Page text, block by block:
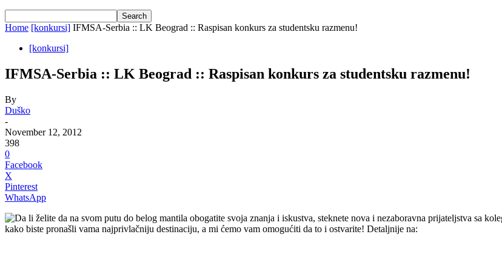
Home [konkursi] IFMSA-Serbia :: LK Beograd :: Raspisan konkurs za studentsku razmenu!
[konkursi]
IFMSA-Serbia :: LK Beograd :: Raspisan konkurs za studentsku razmenu!
By
Duško
-
November 12, 2012
398
0
Facebook
X
Pinterest
WhatsApp
Da li želite da na svom putu do belog mantila obogatite svoja znanja i iskustva, steknete nova i nezaboravna prijateljstva sa
kako biste pronašli vama najprivlačniju destinaciju, a mi ćemo vam omogućiti da to i ostvarite! Detaljnije na: